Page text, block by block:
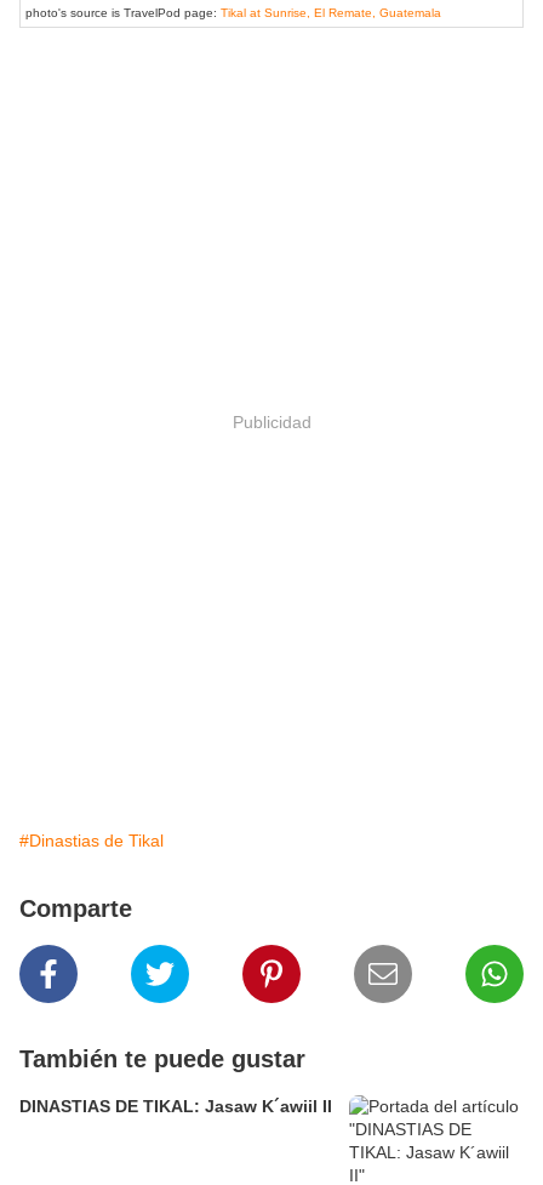
photo's source is TravelPod page: Tikal at Sunrise, El Remate, Guatemala
Publicidad
#Dinastias de Tikal
Comparte
También te puede gustar
DINASTIAS DE TIKAL: Jasaw K´awiil II